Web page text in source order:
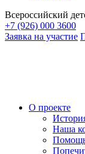
Всероссийский
+7 (926) 000 3600
Заявка на участие
О проекте
Наша